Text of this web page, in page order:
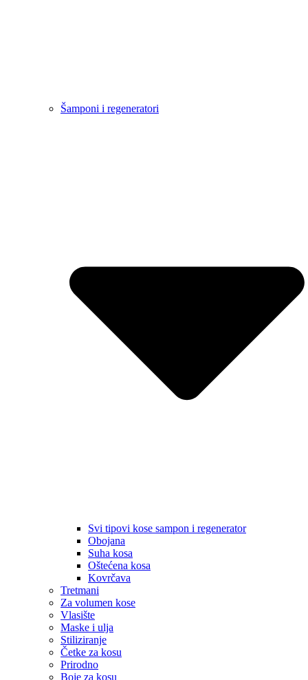
Šamponi i regeneratori
Svi tipovi kose sampon i regenerator
Obojana
Suha kosa
Oštećena kosa
Kovrčava
Tretmani
Za volumen kose
Vlasište
Maske i ulja
Stiliziranje
Četke za kosu
Prirodno
Boje za kosu